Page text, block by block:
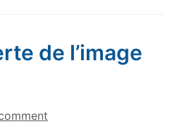
de l’image